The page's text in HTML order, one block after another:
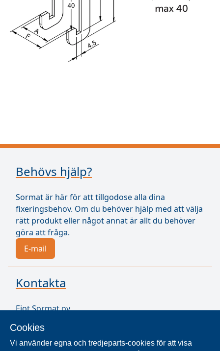
Cookies
Vi använder egna och tredjeparts-cookies för att visa
Behövs hjälp?
Sormat är här för att tillgodose alla dina
fixeringsbehov. Om du behöver hjälp med att välja
rätt produkt eller något annat är allt du behöver
göra att fråga.
E-mail
Kontakta
Ejot Sormat oy
21250 Masku
Finland